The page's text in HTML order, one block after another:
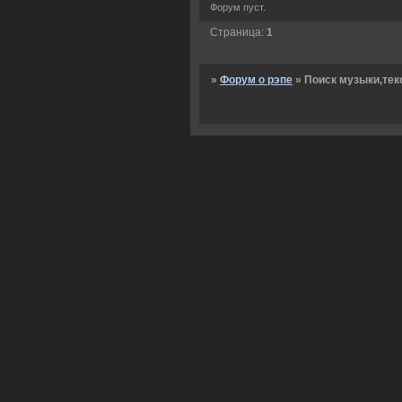
Форум пуст.
Страница:1
»Форум о рэпе » Поиск